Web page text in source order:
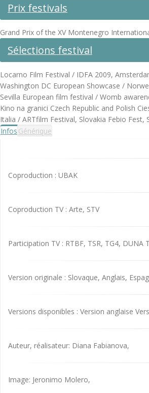
Prix festivals
Grand Prix of the XV Montenegro
Sélections festival
Locarno Film Festival / IDFA 2009,
Washington DC European Showcase /
Sevilla European film festival / Womb
Kino na granici Czech Republic and Polish
Italia / ARTfilm Festival, Slovakia Febio
Infos Générique
Coproduction : UBAK
Coproduction TV : Arte, STV
Participation TV : RTBF, TSR, TG4, DUNA
Version originale : Slovaque, Anglais,
Versions disponibles : Version anglaise
Auteur, réalisateur: Diana Fabianova,
Image: Jeronimo Molero,